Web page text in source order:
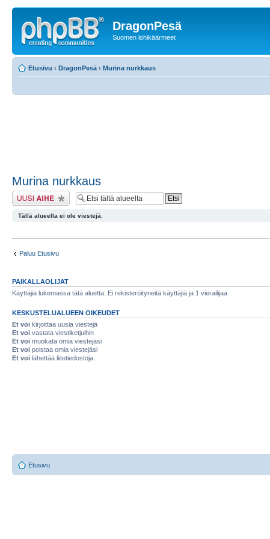
DragonPesä
Suomen lohikäärmeet
Etusivu ‹ DragonPesä ‹ Murina nurkkaus
Murina nurkkaus
Lähetä uusi viesti
Tällä alueella ei ole viestejä.
Paluu Etusivu
PAIKALLAOLIJAT
Käyttäjiä lukemassa tätä aluetta: Ei rekisteröityneitä käyttäjiä ja 1 vierailijaa
KESKUSTELUALUEEN OIKEUDET
Et voi kirjoittaa uusia viestejä
Et voi vastata viestiketjuihin
Et voi muokata omia viestejäsi
Et voi poistaa omia viestejäsi
Et voi lähettää liitetiedostoja.
Etusivu